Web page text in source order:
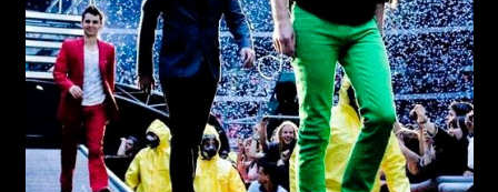
Acerca de